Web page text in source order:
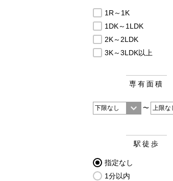
1R～1K
1DK～1LDK
2K～2LDK
3K～3LDK以上
専有面積
〜
駅徒歩
指定なし
1分以内